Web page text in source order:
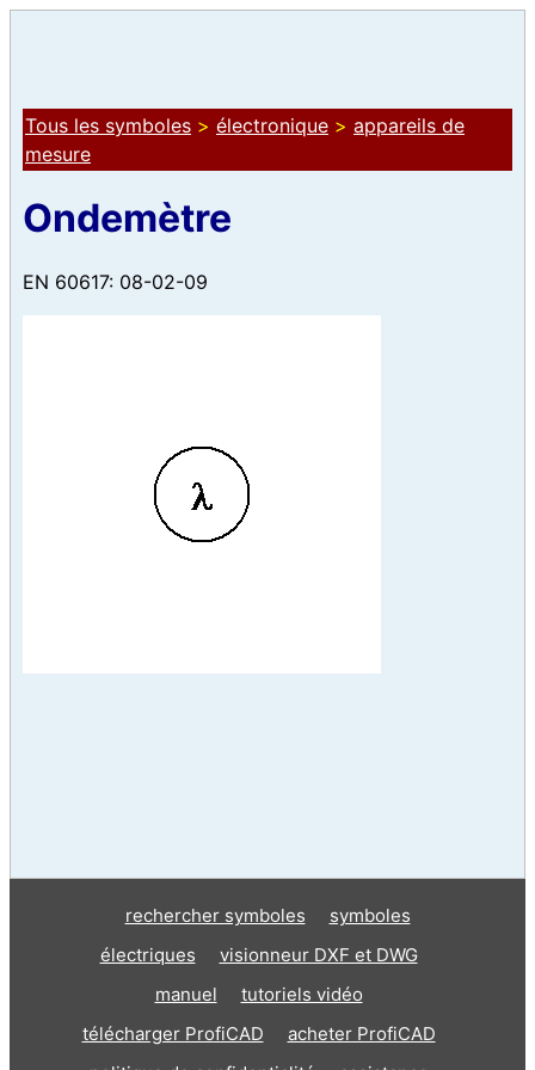
Tous les symboles > électronique > appareils de
mesure
Ondemètre
EN 60617: 08-02-09
rechercher symboles
symboles
électriques
visionneur DXF et DWG
manuel
tutoriels vidéo
télécharger ProfiCAD
acheter ProfiCAD